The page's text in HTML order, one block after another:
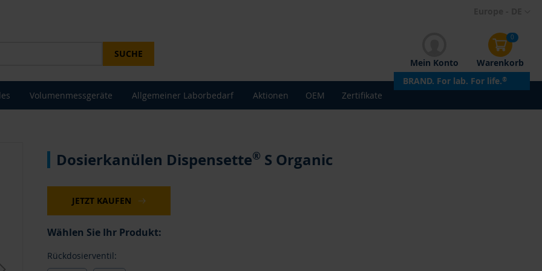
SUCHE
Mein Konto
0
Warenkorb
BRAND. For lab. For life.®
Volumenmessgeräte Allgemeiner Laborbedarf Aktionen OEM Zertifikate
Dosierkanülen Dispensette® S Organic
JETZT KAUFEN
Wählen Sie Ihr Produkt:
Rückdosierventil: